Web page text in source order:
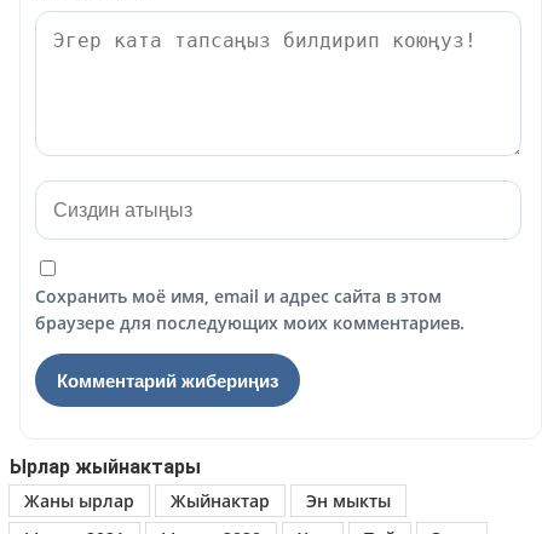
Сохранить моё имя, email и адрес сайта в этом
браузере для последующих моих комментариев.
Ырлар жыйнактары
Жаны ырлар
Жыйнактар
Эн мыкты